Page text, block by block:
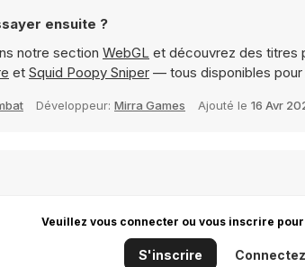
ensuite ?
notre section WebGL et découvrez des titres
et Squid Poopy Sniper — tous disponibles pour
Développeur: Mirra Games Ajouté le 16 Avr
Veuillez vous connecter ou vous inscrire
S'inscrire